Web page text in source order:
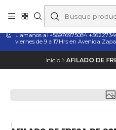
Taladros Magnéticos en
Técnico
Llamanos al +56976975084
viernes de 9 a 17Hrs en Avenida
Inicio AFILADO DE
|